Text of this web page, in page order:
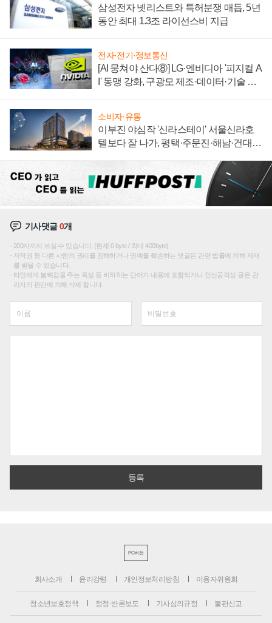
삼성전자 넷리스트와 특허분쟁 매듭, 5년
동안 최대 1.3조 라이선스비 지급
전자·전기·정보통신
[AI 뭉쳐야 산다⑧] LG·엔비디아 '피지컬 A
I' 동맹 강화, 구광모 제조·데이터·기술 결
소비자·유통
이부진 야심작 '신라스테이' 서울신라호
텔보다 잘 나가, 평택·주문진·해남·건대로
기사댓글0개
200자까지 쓰실 수 있습니다. (현재 0 byte / 최대 400byte)
저작권 등 다른 사람의 권리를 침해하거나 명예를 훼손하는 댓글은 관련 법률에 의해 제재
를 받을 수 있습니다.
타인에게 불쾌감을 주는 욕설 등 비하하는 단어가 내용에 포함되거나 인신공격성 글은 관
리자의 판단에 의해 삭제 합니다.
PC버전
회사소개 윤리강령 개인정보처리방침 이용자위원회
청소년보호정책 정정·반론보도 기사심의규정 불편신고